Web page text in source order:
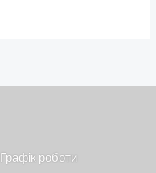
Графік роботи